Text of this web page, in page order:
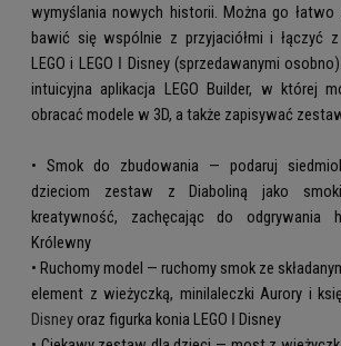
wymyślania nowych historii. Można go łatwo
bawić się wspólnie z przyjaciółmi i łączyć
LEGO i LEGO ǀ Disney (sprzedawanymi
intuicyjna aplikacja LEGO Builder, w której
obracać modele w 3D, a także zapisywać
• Smok do zbudowania — podaruj
dzieciom zestaw z Diaboliną jako
kreatywność, zachęcając do odgrywania
Królewny
• Ruchomy model — ruchomy smok ze
element z wieżyczką, minilaleczki Aurory i
Disney oraz figurka konia LEGO ǀ Disney